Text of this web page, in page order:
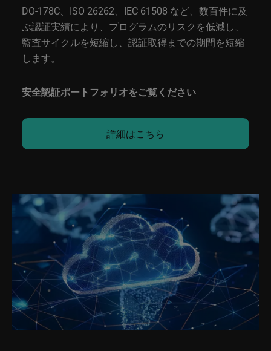
DO-178C、ISO 26262、IEC 61508 など、数百件に及
ぶ認証実績により、プログラムのリスクを低減し、
監査サイクルを短縮し、認証取得までの期間を短縮
します。
安全認証ポートフォリオをご覧ください
詳細はこちら